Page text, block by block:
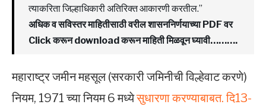
त्याकरिता जिल्हाधिकारी अतिरिक्त आकारणी करतील.”
अधिक व सविस्तर माहितीसाठी वरील शासननिर्णयाच्या PDF वर
Click करून download करून माहिती मिळवून घ्यावी……….
महाराष्ट्र जमीन महसूल (सरकारी जमिनीची विल्हेवाट करणे)
नियम, 1971 च्या नियम 6 मध्येसुधारणा करण्याबाबत. दि13-